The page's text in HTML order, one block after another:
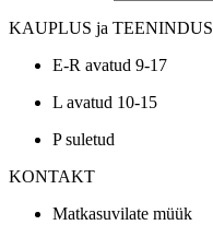
KAUPLUS ja TEENINDUS
E-R avatud 9-17
L avatud 10-15
P suletud
KONTAKT
Matkasuvilate müük